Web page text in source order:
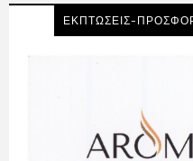
ΕΚΠΤΩΣΕΙΣ-